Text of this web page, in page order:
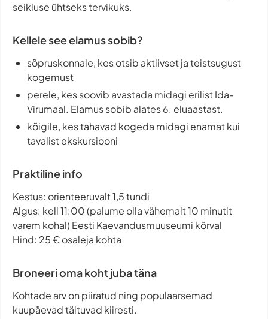
seikluse ühtseks tervikuks.
Kellele see elamus sobib?
sõpruskonnale, kes otsib aktiivset ja teistsugust
kogemust
perele, kes soovib avastada midagi erilist Ida-
Virumaal. Elamus sobib alates 6. eluaastast.
kõigile, kes tahavad kogeda midagi enamat kui
tavalist ekskursiooni
Praktiline info
Kestus: orienteeruvalt 1,5 tundi
Algus: kell 11:00 (palume olla vähemalt 10 minutit
varem kohal) Eesti Kaevandusmuuseumi kõrval
Hind: 25 € osaleja kohta
Broneeri oma koht juba täna
Kohtade arv on piiratud ning populaarsemad
kuupäevad täituvad kiiresti.